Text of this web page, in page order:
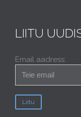
LIITU
Email aadress: